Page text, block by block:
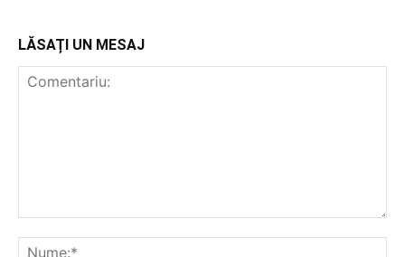
LĂSAȚI UN MESAJ